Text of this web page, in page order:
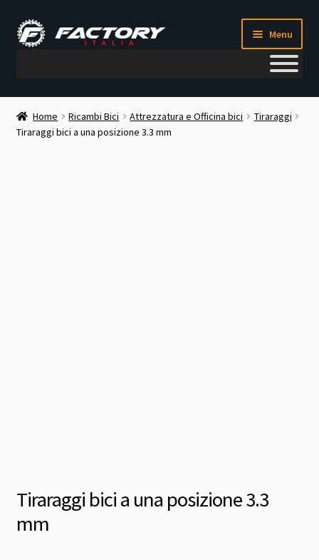
Vai
alla
Vai
al
Menu
Il mio account
Metodi di pagamento
Home Ricambi Bici Attrezzatura e Officina bici
Tiraraggi
Tiraraggi bici a una posizione 3.3 mm
Tiraraggi bici a una posizione 3.3
mm